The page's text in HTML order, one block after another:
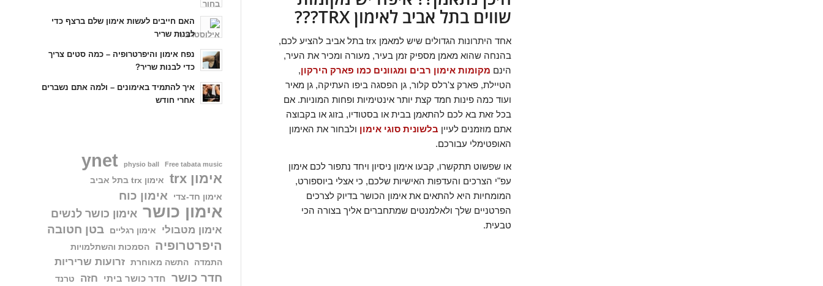
שווים בתל אביב לאימון TRX???
אחד היתרונות הגדולים שיש למאמן trx בתל אביב להציע לכם,
בהנחה שהוא מאמן מספיק זמן בעיר, מעורה ומכיר את העיר,
הינם מקומות אימון רבים ומגוונים כמו פארק הירקון,
הטיילת, פארק צ'רלס קלור, גן הפסגה ביפו העתיקה, גן מאיר
ועוד כמה פינות חמד קצת יותר אינטימיות ופחות המוניות. אם
בכל זאת בא לכם להתאמן בבית או בסטודיו, בזוג או בקבוצה
אתם מוזמנים לעיין בלשונית סוגי אימון ולבחור את האימון
האופטימלי עבורכם.
או שפשוט תתקשרו, קבעו אימון ניסיון ויחד נתפור לכם אימון
עפ"י הצרכים והעדפות האישיות שלכם, כי אצלי ביוספורט,
המומחיות היא להתאים את אימון הכושר בדיוק לצרכים
הפרטניים שלך ולאלמנטים שמתחברים אליך בצורה הכי
טבעית.
האם חייבים לעשות אימון שלם ברצף כדי
לבנות שריר
נפח אימון והיפרטרופיה – כמה סטים צריך
כדי לבנות שריר?
איך להתמיד באימונים – ולמה אתם נשברים
אחרי חודש
Free tabata music
physio ball
ynet
אימון trx
אימון trx בתל אביב
אימון חד-צדי
אימון כוח
אימון כושר אימון כושר לנשים
אימון מטבולי אימון רגליים
בטן חטובה
היפרטרופיה
הסמכות והשתלמויות
התמדה
התשה מאוחרת זרועות שריריות
חדר כושר חדר כושר ביתי חזה טרנד